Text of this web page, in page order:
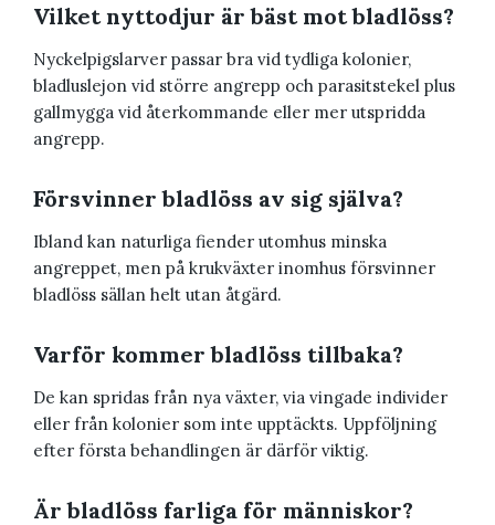
Vilket nyttodjur är bäst mot bladlöss?
Nyckelpigslarver passar bra vid tydliga kolonier,
bladluslejon vid större angrepp och parasitstekel plus
gallmygga vid återkommande eller mer utspridda
angrepp.
Försvinner bladlöss av sig själva?
Ibland kan naturliga fiender utomhus minska
angreppet, men på krukväxter inomhus försvinner
bladlöss sällan helt utan åtgärd.
Varför kommer bladlöss tillbaka?
De kan spridas från nya växter, via vingade individer
eller från kolonier som inte upptäckts. Uppföljning
efter första behandlingen är därför viktig.
Är bladlöss farliga för människor?